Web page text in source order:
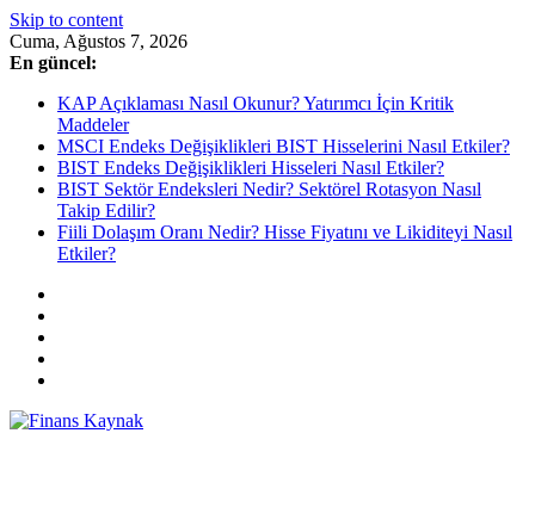
Skip to content
Cuma, Ağustos 7, 2026
En güncel:
KAP Açıklaması Nasıl Okunur? Yatırımcı İçin Kritik
Maddeler
MSCI Endeks Değişiklikleri BIST Hisselerini Nasıl Etkiler?
BIST Endeks Değişiklikleri Hisseleri Nasıl Etkiler?
BIST Sektör Endeksleri Nedir? Sektörel Rotasyon Nasıl
Takip Edilir?
Fiili Dolaşım Oranı Nedir? Hisse Fiyatını ve Likiditeyi Nasıl
Etkiler?